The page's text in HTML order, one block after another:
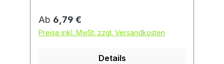
20 °C bis +130 °C
Regulärer Preis:
Ab 6,79 €
Preise inkl. MwSt. zzgl. Versandkosten
Details